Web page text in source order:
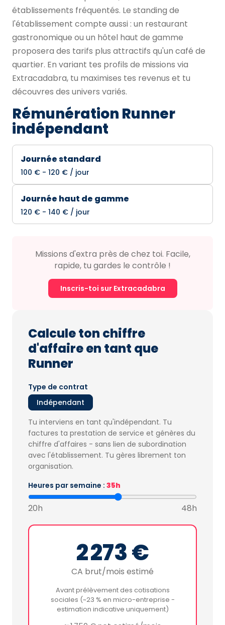
établissements fréquentés. Le standing de
l'établissement compte aussi : un restaurant
gastronomique ou un hôtel haut de gamme
proposera des tarifs plus attractifs qu'un café de
quartier. En variant tes profils de missions via
Extracadabra, tu maximises tes revenus et tu
découvres des univers variés.
Rémunération Runner
indépendant
Journée standard
100 € - 120 € / jour
Journée haut de gamme
120 € - 140 € / jour
Missions d'extra près de chez toi. Facile,
rapide, tu gardes le contrôle !
Inscris-toi sur Extracadabra
Calcule ton chiffre
d'affaire en tant que
Runner
Type de contrat
Indépendant
Tu interviens en tant qu'indépendant. Tu
factures ta prestation de service et génères du
chiffre d'affaires - sans lien de subordination
avec l'établissement. Tu gères librement ton
organisation.
Heures par semaine : 35h
20h 48h
2 273 €
CA brut/mois estimé
Avant prélèvement des cotisations
sociales (~23 % en micro-entreprise -
estimation indicative uniquement)